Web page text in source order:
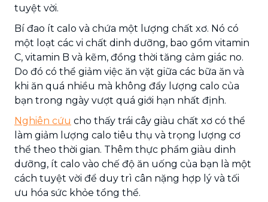
tuyệt vời.
Bí đao ít calo và chứa một lượng chất xơ. Nó có
một loạt các vi chất dinh dưỡng, bao gồm vitamin
C, vitamin B và kẽm, đồng thời tăng cảm giác no.
Do đó có thể giảm việc ăn vặt giữa các bữa ăn và
khi ăn quá nhiều mà không đẩy lượng calo của
bạn trong ngày vượt quá giới hạn nhất định.
Nghiên cứu cho thấy trái cây giàu chất xơ có thể
làm giảm lượng calo tiêu thụ và trọng lượng cơ
thể theo thời gian. Thêm thực phẩm giàu dinh
dưỡng, ít calo vào chế độ ăn uống của bạn là một
cách tuyệt vời để duy trì cân nặng hợp lý và tối
ưu hóa sức khỏe tổng thể.